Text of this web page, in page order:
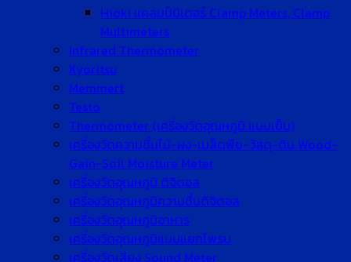
Hioki แคลมป์มิเตอร์ Clamp Meters, Clamp
Multimeters
Infrared Thermometer
Kyoritsu
Memmert
Testo
Thermometer (เครื่องวัดอุณหภูมิ แบบเข็ม)
เครื่องวัดความชื้นไม้-ผง-เมล็ดพืช-วัสดุ-ดิน Wood-
Gain-Soil Moisture Meter
เครื่องวัดอุณหภูมิ ดิจิตอล
เครื่องวัดอุณหภูมิความชื้นดิจิตอล
เครื่องวัดอุณหภูมิอาหาร
เครื่องวัดอุณหภูมิแบบแยกโพรบ
เครื่องวัดเสียง Sound Meter